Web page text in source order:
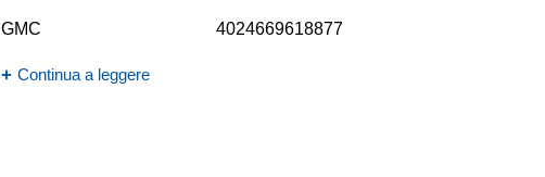
GMC 4024669618877
Continua a leggere